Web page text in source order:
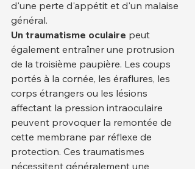
d'une perte d'appétit et d'un malaise
général.
Un traumatisme oculaire peut
également entraîner une protrusion
de la troisième paupière. Les coups
portés à la cornée, les éraflures, les
corps étrangers ou les lésions
affectant la pression intraoculaire
peuvent provoquer la remontée de
cette membrane par réflexe de
protection. Ces traumatismes
nécessitent généralement une